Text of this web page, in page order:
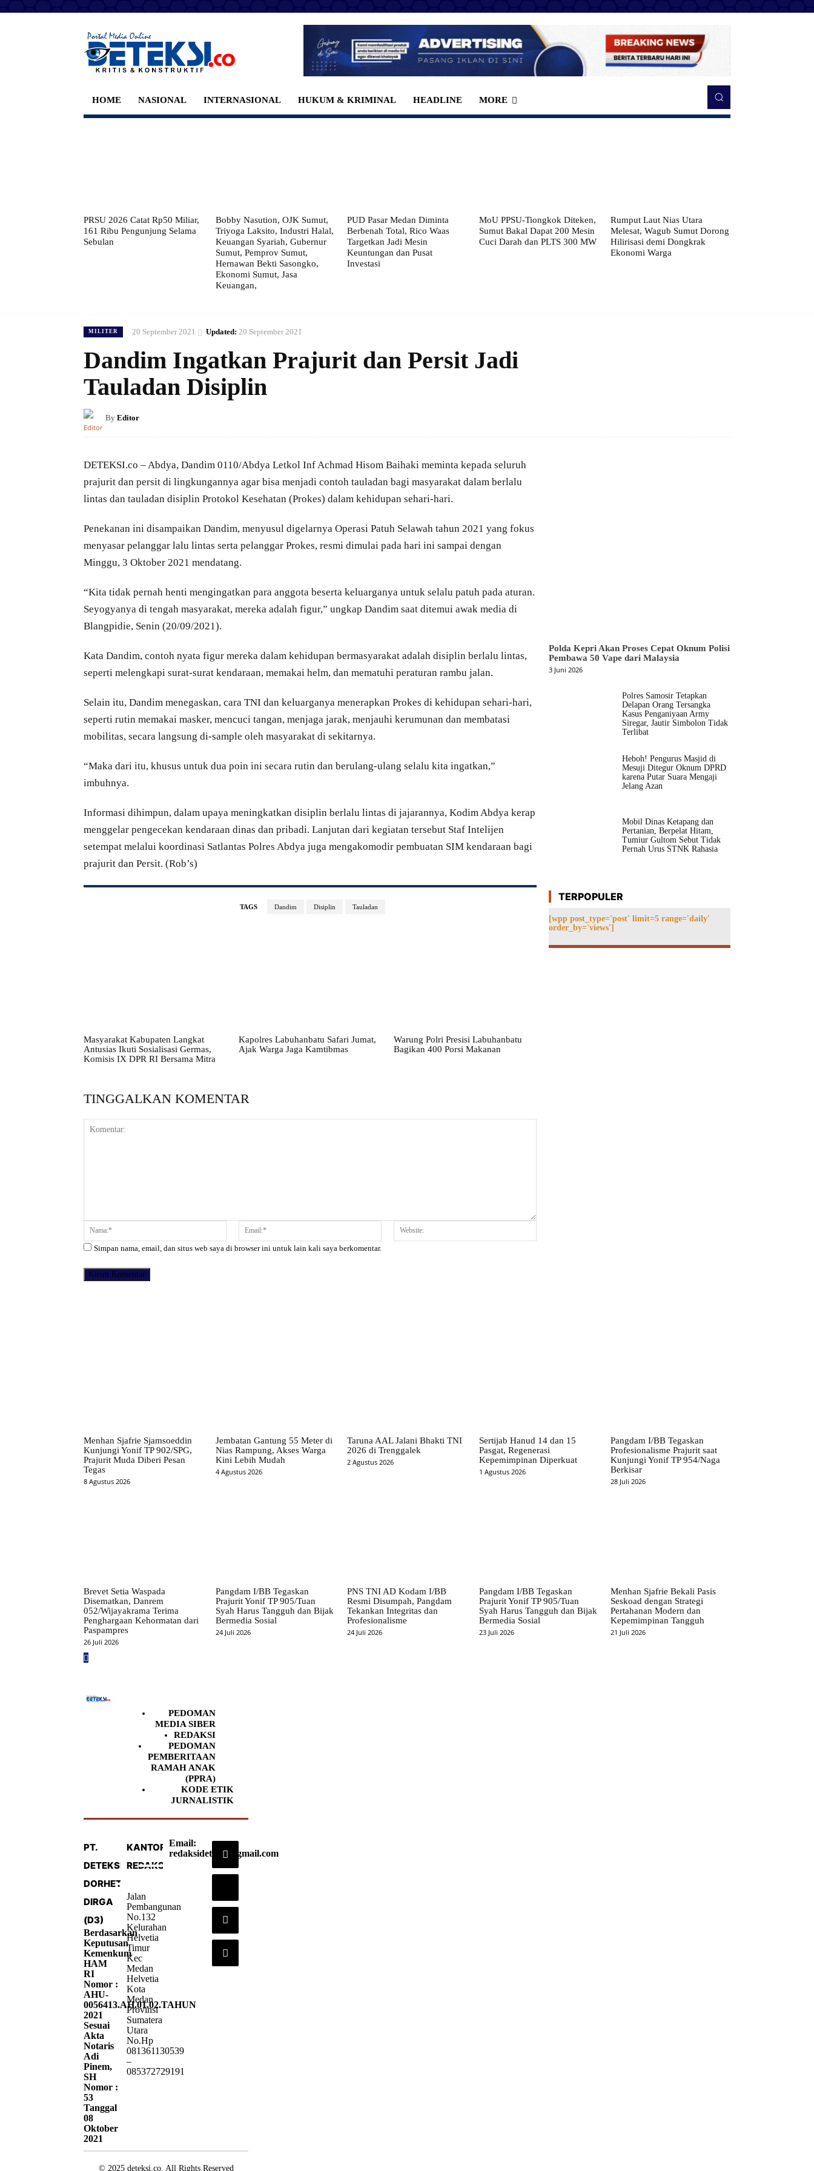
HOME NASIONAL INTERNASIONAL HUKUM & KRIMINAL HEADLINE MORE
PRSU 2026 Catat Rp50 Miliar,
161 Ribu Pengunjung Selama
Sebulan
Bobby Nasution, OJK Sumut,
Triyoga Laksito, Industri Halal,
Keuangan Syariah, Gubernur
Sumut, Pemprov Sumut,
Hernawan Bekti Sasongko,
Ekonomi Sumut, Jasa
Keuangan,
PUD Pasar Medan Diminta
Berbenah Total, Rico Waas
Targetkan Jadi Mesin
Keuntungan dan Pusat
Investasi
MoU PPSU-Tiongkok Diteken,
Sumut Bakal Dapat 200 Mesin
Cuci Darah dan PLTS 300 MW
Rumput Laut Nias Utara
Melesat, Wagub Sumut Dorong
Hilirisasi demi Dongkrak
Ekonomi Warga
MILITER 20 September 2021 Updated: 20 September 2021
Dandim Ingatkan Prajurit dan Persit Jadi
Tauladan Disiplin
By Editor
DETEKSI.co – Abdya, Dandim 0110/Abdya Letkol Inf Achmad Hisom Baihaki meminta kepada seluruh
prajurit dan persit di lingkungannya agar bisa menjadi contoh tauladan bagi masyarakat dalam berlalu
lintas dan tauladan disiplin Protokol Kesehatan (Prokes) dalam kehidupan sehari-hari.
Penekanan ini disampaikan Dandim, menyusul digelarnya Operasi Patuh Selawah tahun 2021 yang fokus
menyasar pelanggar lalu lintas serta pelanggar Prokes, resmi dimulai pada hari ini sampai dengan
Minggu, 3 Oktober 2021 mendatang.
“Kita tidak pernah henti mengingatkan para anggota beserta keluarganya untuk selalu patuh pada aturan.
Seyogyanya di tengah masyarakat, mereka adalah figur,” ungkap Dandim saat ditemui awak media di
Blangpidie, Senin (20/09/2021).
Kata Dandim, contoh nyata figur mereka dalam kehidupan bermasyarakat adalah disiplin berlalu lintas,
seperti melengkapi surat-surat kendaraan, memakai helm, dan mematuhi peraturan rambu jalan.
Selain itu, Dandim menegaskan, cara TNI dan keluarganya menerapkan Prokes di kehidupan sehari-hari,
seperti rutin memakai masker, mencuci tangan, menjaga jarak, menjauhi kerumunan dan membatasi
mobilitas, secara langsung di-sample oleh masyarakat di sekitarnya.
“Maka dari itu, khusus untuk dua poin ini secara rutin dan berulang-ulang selalu kita ingatkan,”
imbuhnya.
Informasi dihimpun, dalam upaya meningkatkan disiplin berlalu lintas di jajarannya, Kodim Abdya kerap
menggelar pengecekan kendaraan dinas dan pribadi. Lanjutan dari kegiatan tersebut Staf Intelijen
setempat melalui koordinasi Satlantas Polres Abdya juga mengakomodir pembuatan SIM kendaraan bagi
prajurit dan Persit. (Rob’s)
TAGS Dandim Disiplin Tauladan
Masyarakat Kabupaten Langkat
Antusias Ikuti Sosialisasi Germas,
Komisis IX DPR RI Bersama Mitra
Kapolres Labuhanbatu Safari Jumat,
Ajak Warga Jaga Kamtibmas
Warung Polri Presisi Labuhanbatu
Bagikan 400 Porsi Makanan
TINGGALKAN KOMENTAR
Komentar: Nama:* Email:*
Simpan nama, email, dan situs web saya di browser ini untuk lain kali saya berkomentar.
Polda Kepri Akan Proses Cepat Oknum Polisi
Pembawa 50 Vape dari Malaysia
3 Juni 2026
Polres Samosir Tetapkan
Delapan Orang Tersangka
Kasus Penganiyaan Army
Siregar, Jautir Simbolon Tidak
Terlibat
Heboh! Pengurus Masjid di
Mesuji Ditegur Oknum DPRD
karena Putar Suara Mengaji
Jelang Azan
Mobil Dinas Ketapang dan
Pertanian, Berpelat Hitam,
Tumiur Gultom Sebut Tidak
Pernah Urus STNK Rahasia
TERPOPULER
[wpp post_type='post' limit=5 range='daily'
order_by='views']
Menhan Sjafrie Sjamsoeddin
Kunjungi Yonif TP 902/SPG,
Prajurit Muda Diberi Pesan
Tegas
8 Agustus 2026
Jembatan Gantung 55 Meter di
Nias Rampung, Akses Warga
Kini Lebih Mudah
4 Agustus 2026
Taruna AAL Jalani Bhakti TNI
2026 di Trenggalek
2 Agustus 2026
Sertijab Hanud 14 dan 15
Pasgat, Regenerasi
Kepemimpinan Diperkuat
1 Agustus 2026
Pangdam I/BB Tegaskan
Profesionalisme Prajurit saat
Kunjungi Yonif TP 954/Naga
Berkisar
28 Juli 2026
Brevet Setia Waspada
Disematkan, Danrem
052/Wijayakrama Terima
Penghargaan Kehormatan dari
Paspampres
26 Juli 2026
Pangdam I/BB Tegaskan
Prajurit Yonif TP 905/Tuan
Syah Harus Tangguh dan Bijak
Bermedia Sosial
24 Juli 2026
PNS TNI AD Kodam I/BB
Resmi Disumpah, Pangdam
Tekankan Integritas dan
Profesionalisme
24 Juli 2026
Pangdam I/BB Tegaskan
Prajurit Yonif TP 905/Tuan
Syah Harus Tangguh dan Bijak
Bermedia Sosial
23 Juli 2026
Menhan Sjafrie Bekali Pasis
Seskoad dengan Strategi
Pertahanan Modern dan
Kepemimpinan Tangguh
21 Juli 2026
PEDOMAN
MEDIA SIBER
REDAKSI
PEDOMAN
PEMBERITAAN
RAMAH ANAK
(PPRA)
KODE ETIK
JURNALISTIK
PT.
DETEKSI
DORHETA
DIRGA
(D3)
Berdasarkan
Keputusan
Kemenkum
HAM
RI
Nomor :
AHU-
0056413.AH.01.02.TAHUN
2021
Sesuai
Akta
Notaris
Adi
Pinem,
SH
Nomor :
53
Tanggal
08
Oktober
2021
KANTOR
REDAKSI
Jalan
Pembangunan
No.132
Kelurahan
Helvetia
Timur
Kec
Medan
Helvetia
Kota
Medan
Provinsi
Sumatera
Utara
No.Hp
081361130539
–
085372729191
Email:
redaksideteksi@gmail.com
© 2025 deteksi.co. All Rights Reserved